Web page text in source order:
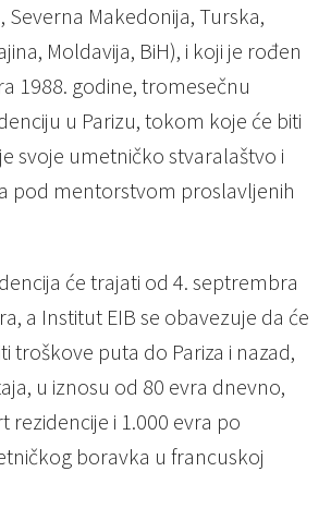
Severna Makedonija, Turska,
Moldavija, BiH), i koji je rođen
1988. godine, tromesečnu
u Parizu, tokom koje će biti
svoje umetničko stvaralaštvo i
pod mentorstvom proslavljenih
će trajati od 4. septrembra
a Institut EIB se obavezuje da će
troškove puta do Pariza i nazad,
u iznosu od 80 evra dnevno,
rezidencije i 1.000 evra po
boravka u francuskoj